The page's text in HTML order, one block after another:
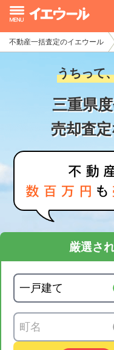
不動産一括査定のイエウール
うちって
三重県
売却査
厳選さ
イエウール加盟希望の
初めての方へ
不動産売却の流れ
不動産の売却・一括査定
家査定シミュレーター
お問い合わせ